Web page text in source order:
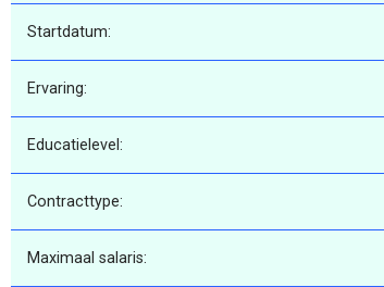
Startdatum:
Ervaring:
Educatielevel:
Contracttype:
Maximaal salaris: